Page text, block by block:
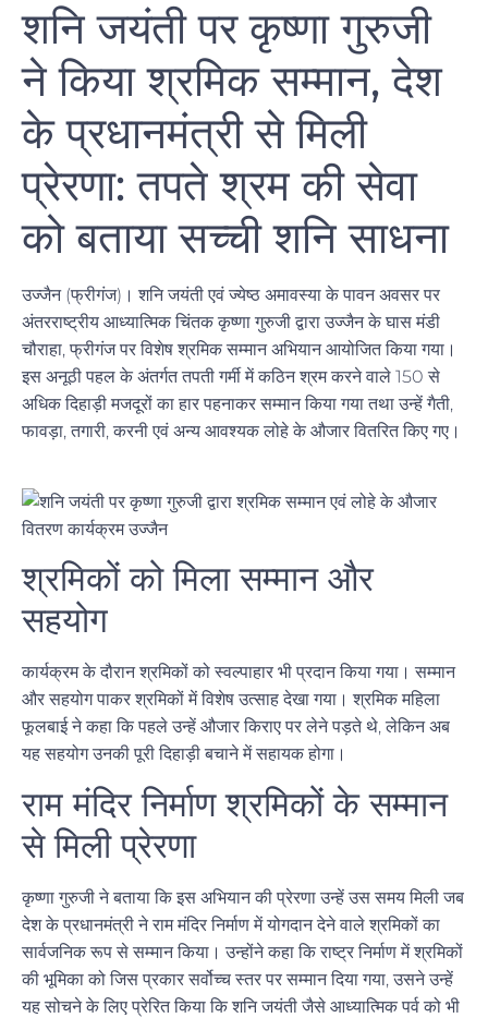
शनि जयंती पर कृष्णा गुरुजी
ने किया श्रमिक सम्मान, देश
के प्रधानमंत्री से मिली
प्रेरणा: तपते श्रम की सेवा
को बताया सच्ची शनि साधना
उज्जैन (फ्रीगंज)। शनि जयंती एवं ज्येष्ठ अमावस्या के पावन अवसर पर
अंतरराष्ट्रीय आध्यात्मिक चिंतक कृष्णा गुरुजी द्वारा उज्जैन के घास मंडी
चौराहा, फ्रीगंज पर विशेष श्रमिक सम्मान अभियान आयोजित किया गया।
इस अनूठी पहल के अंतर्गत तपती गर्मी में कठिन श्रम करने वाले 150 से
अधिक दिहाड़ी मजदूरों का हार पहनाकर सम्मान किया गया तथा उन्हें गैती,
फावड़ा, तगारी, करनी एवं अन्य आवश्यक लोहे के औजार वितरित किए गए।
श्रमिकों को मिला सम्मान और
सहयोग
कार्यक्रम के दौरान श्रमिकों को स्वल्पाहार भी प्रदान किया गया। सम्मान
और सहयोग पाकर श्रमिकों में विशेष उत्साह देखा गया। श्रमिक महिला
फूलबाई ने कहा कि पहले उन्हें औजार किराए पर लेने पड़ते थे, लेकिन अब
यह सहयोग उनकी पूरी दिहाड़ी बचाने में सहायक होगा।
राम मंदिर निर्माण श्रमिकों के सम्मान
से मिली प्रेरणा
कृष्णा गुरुजी ने बताया कि इस अभियान की प्रेरणा उन्हें उस समय मिली जब
देश के प्रधानमंत्री ने राम मंदिर निर्माण में योगदान देने वाले श्रमिकों का
सार्वजनिक रूप से सम्मान किया। उन्होंने कहा कि राष्ट्र निर्माण में श्रमिकों
की भूमिका को जिस प्रकार सर्वोच्च स्तर पर सम्मान दिया गया, उसने उन्हें
यह सोचने के लिए प्रेरित किया कि शनि जयंती जैसे आध्यात्मिक पर्व को भी